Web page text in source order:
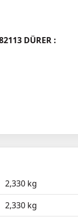
DÜRER :
2,330 kg
2,330 kg